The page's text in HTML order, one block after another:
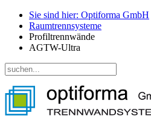
Sie sind hier: Optiforma GmbH
Raumtrennsysteme
Profiltrennwände
AGTW-Ultra